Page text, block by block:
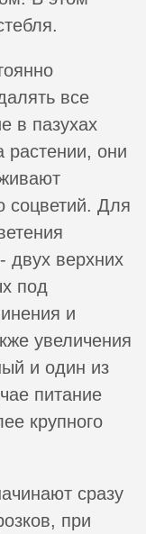
все
в пазухах
растении, они
соцветий. Для
двух верхних
под
и
увеличения
и один из
питание
крупного
сразу
при